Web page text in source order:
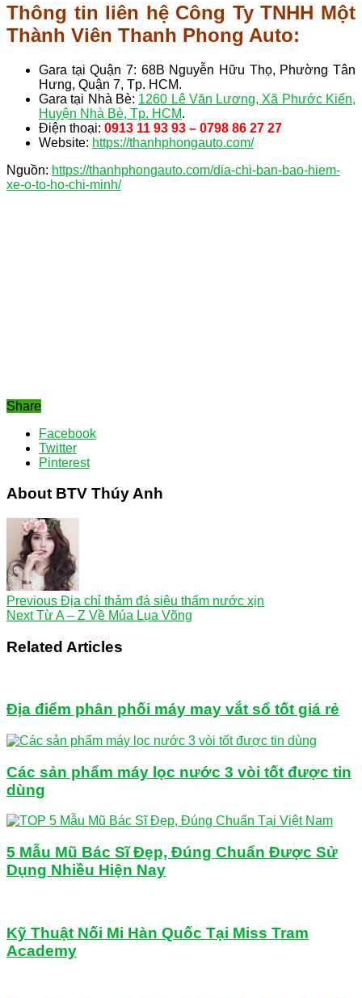
Thông tin liên hệ Công Ty TNHH Một
Thành Viên Thanh Phong Auto:
Gara tại Quận 7: 68B Nguyễn Hữu Thọ, Phường Tân
Hưng, Quận 7, Tp. HCM.
Gara tại Nhà Bè: 1260 Lê Văn Lương, Xã Phước Kiển,
Huyện Nhà Bè, Tp. HCM.
Điện thoại: 0913 11 93 93 – 0798 86 27 27
Website: https://thanhphongauto.com/
Nguồn: https://thanhphongauto.com/dia-chi-ban-bao-hiem-
xe-o-to-ho-chi-minh/
Share
Facebook
Twitter
Pinterest
About BTV Thúy Anh
Previous Địa chỉ thảm đá siêu thấm nước xịn
NextTừ A – Z Về Múa Lụa Võng
Related Articles
Địa điểm phân phối máy may vắt sổ tốt giá rẻ
Các sản phẩm máy lọc nước 3 vòi tốt được tin
dùng
5 Mẫu Mũ Bác Sĩ Đẹp, Đúng Chuẩn Được Sử
Dụng Nhiều Hiện Nay
Kỹ Thuật Nối Mi Hàn Quốc Tại Miss Tram
Academy